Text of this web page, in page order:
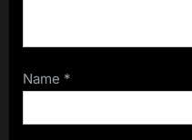
Name *